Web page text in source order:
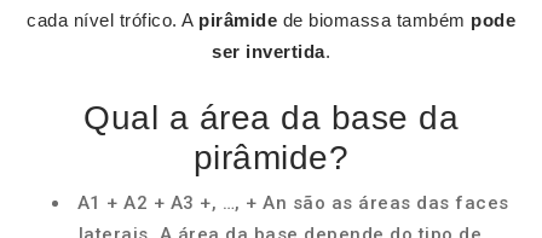
cada nível trófico. A pirâmide de biomassa também pode
ser invertida.
Qual a área da base da
pirâmide?
A1 + A2 + A3 +, …, + An são as áreas das faces